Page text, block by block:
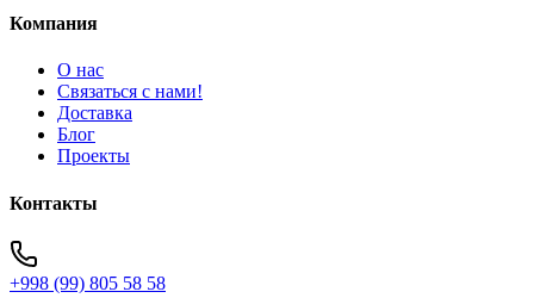
Компания
О нас
Связаться с нами!
Доставка
Блог
Проекты
Контакты
+998 (99) 805 58 58